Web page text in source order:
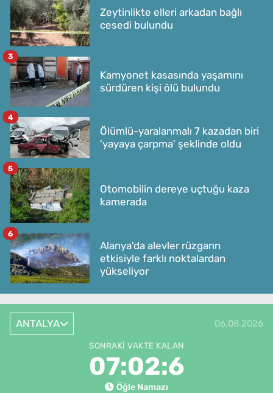
Zeytinlikte elleri arkadan bağlı
cesedi bulundu
Kamyonet kasasında yaşamını
sürdüren kişi ölü bulundu
3
Ölümlü-yaralanmalı 7 kazadan biri
'yayaya çarpma' şeklinde oldu
4
Otomobilin dereye uçtuğu kaza
kamerada
5
Alanya'da alevler rüzgarın
etkisiyle farklı noktalardan
yükseliyor
6
ANTALYA 06.08.2026
SONRAKI VAKTE KALAN
07:02:6
Öğle Namazı